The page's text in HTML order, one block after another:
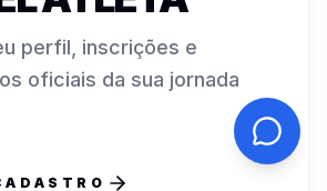
perfil, inscrições e
oficiais da sua jornada